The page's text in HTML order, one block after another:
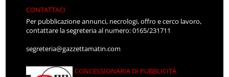
CONTATTACI
Per pubblicazione annunci, necrologi, offro e cerco lavoro,
contattare la segreteria al numero: 0165/231711
segreteria@gazzettamatin.com
CONCESSIONARIA DI PUBBLICITÀ